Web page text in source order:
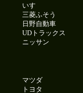
いすゞ
三菱ふそう
日野自動車
UDトラックス
ニッサン
マツダ
トヨタ